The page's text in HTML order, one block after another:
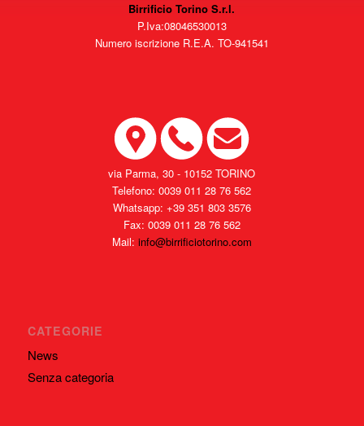
Birrificio Torino S.r.l.
P.Iva:08046530013
Numero iscrizione R.E.A. TO-941541
via Parma, 30 - 10152 TORINO
Telefono: 0039 011 28 76 562
Whatsapp: +39 351 803 3576
Fax: 0039 011 28 76 562
Mail: info@birrificiotorino.com
CATEGORIE
News
Senza categoria